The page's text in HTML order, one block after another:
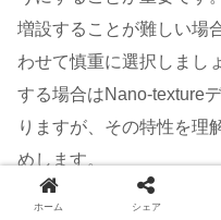
増設することが難しい場
わせて慎重に選択しまし
する場合はNano-texture
りますが、その特性を理
めします。
ホーム シェア